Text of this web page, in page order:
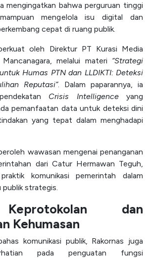
mengingatkan bahwa perguruan tinggi
mengelola isu digital dan
cepat di ruang publik.
oleh Direktur PT Kurasi Media
melalui materi “Strategi
Humas PTN dan LLDIKTI: Deteksi
Reputasi”. Dalam paparannya, ia
Crisis Intelligenceyang
pemanfaatan data untuk deteksi dini
yang tepat dalam menghadapi
wawasan mengenai penanganan
dari Catur Hermawan Teguh,
komunikasi pemerintah dalam
publik strategis.
dan
Kehumasan
komunikasi publik, Rakornas juga
pada penguatan fungsi